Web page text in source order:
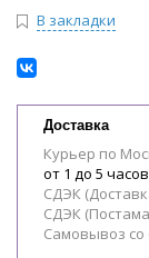
В закладки
Доставка
Курьер по
от 1 до 5
СДЭК
СДЭК
Самовывоз со